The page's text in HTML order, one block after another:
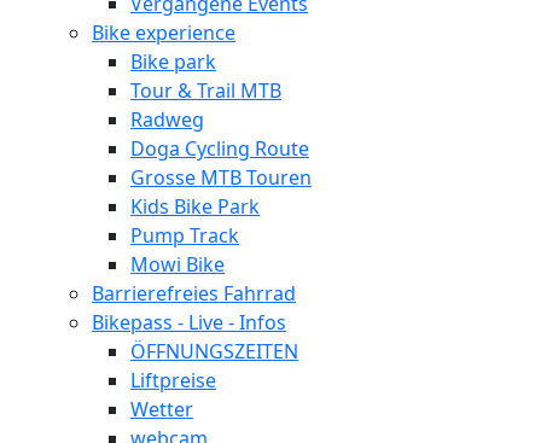
Bike experience
Bike park
Tour & Trail MTB
Radweg
Doga Cycling Route
Grosse MTB Touren
Kids Bike Park
Pump Track
Mowi Bike
Barrierefreies Fahrrad
Bikepass - Live - Infos
ÖFFNUNGSZEITEN
Liftpreise
Wetter